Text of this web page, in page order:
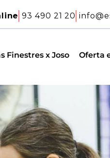
93 490 21 20
Finestres x Joso Oferta